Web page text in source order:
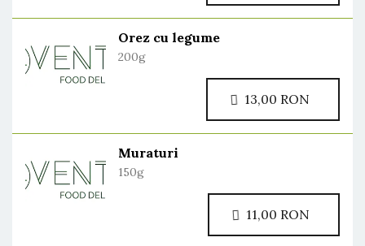
Orez cu legume
200g
Muraturi
150g